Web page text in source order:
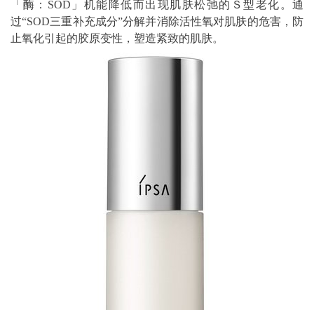
「酶：SOD」机能降低而出现肌肤松弛的Ｓ型老化。通
过“SOD三重补充成分”分解并消除活性氧对肌肤的危害，防
止氧化引起的胶原变性，塑造紧致的肌肤。